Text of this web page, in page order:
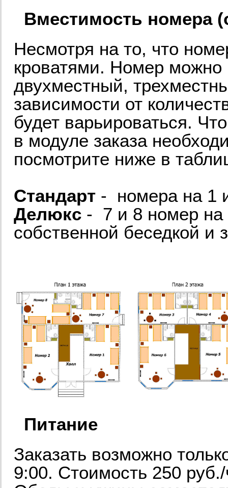
Вместимость номера
Несмотря на то, что
кроватями. Номер можно
двухместный,
зависимости от
будет варьироваться.
в модуле заказа
посмотрите ниже в
Стандарт - номера на 1
Делюкс - 7 и 8 номер на
собственной беседкой и
Питание
Заказать возможно
9:00. Стоимость 250